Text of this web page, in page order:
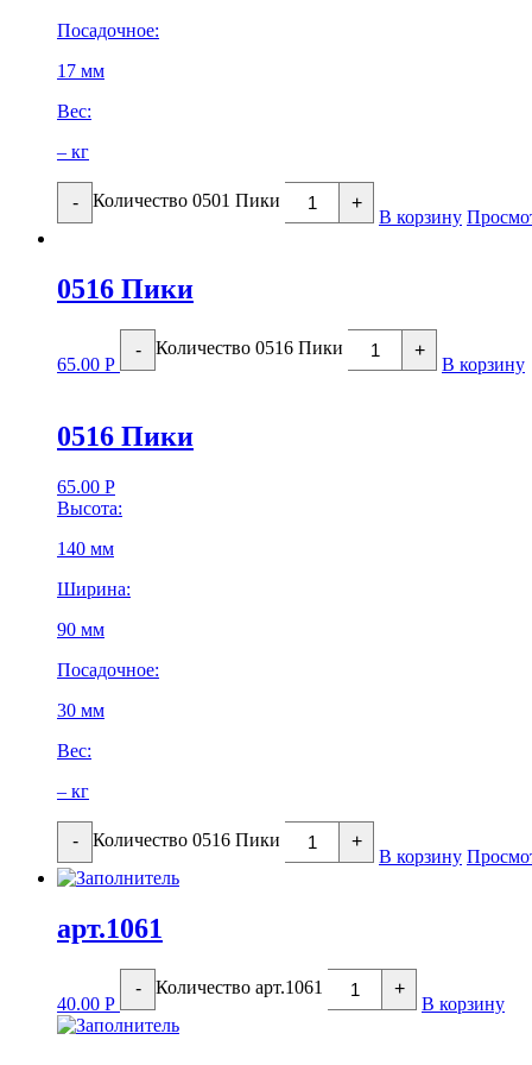
Посадочное:
17 мм
Вес:
– кг
- Количество 0501 Пики +
В корзину
0516 Пики
65.00 Р
- Количество 0516 Пики +
В корзину
0516 Пики
65.00 Р
Высота:
140 мм
Ширина:
90 мм
Посадочное:
30 мм
Вес:
– кг
- Количество 0516 Пики +
В корзину
арт.1061
40.00 Р
- Количество арт.1061 +
В корзину